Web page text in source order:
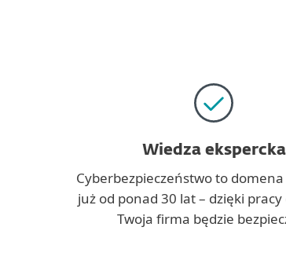
Wiedza ekspercka
Cyberbezpieczeństwo to domena
już od ponad 30 lat – dzięki
Twoja firma będzie